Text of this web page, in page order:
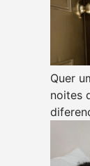
Quer
noites